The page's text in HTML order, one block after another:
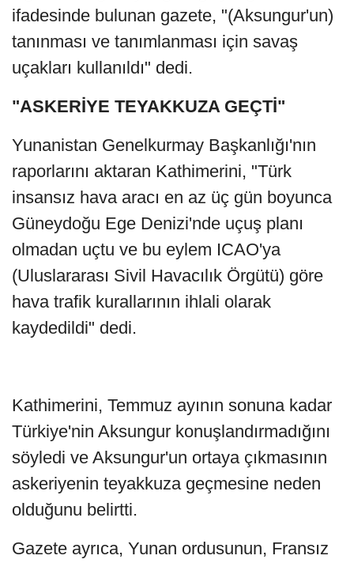
ifadesinde bulunan gazete, "(Aksungur'un)
tanınması ve tanımlanması için savaş
uçakları kullanıldı" dedi.
"ASKERİYE TEYAKKUZA GEÇTİ"
Yunanistan Genelkurmay Başkanlığı'nın
raporlarını aktaran Kathimerini, "Türk
insansız hava aracı en az üç gün boyunca
Güneydoğu Ege Denizi'nde uçuş planı
olmadan uçtu ve bu eylem ICAO'ya
(Uluslararası Sivil Havacılık Örgütü) göre
hava trafik kurallarının ihlali olarak
kaydedildi" dedi.
Kathimerini, Temmuz ayının sonuna kadar
Türkiye'nin Aksungur konuşlandırmadığını
söyledi ve Aksungur'un ortaya çıkmasının
askeriyenin teyakkuza geçmesine neden
olduğunu belirtti.
Gazete ayrıca, Yunan ordusunun, Fransız